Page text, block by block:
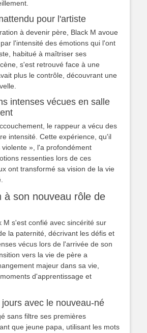
pour l'artiste
à devenir père, Black M avoue
l'intensité des émotions qui l'ont
habitué à maîtriser ses
s'est retrouvé face à une
plus le contrôle, découvrant une
intenses vécues en salle
le rappeur a vécu des
intensité. Cette expérience, qu'il
», l'a profondément
ressenties lors de ces
ont transformé sa vision de la vie
à son nouveau rôle de
M s'est confié avec sincérité sur
la paternité, décrivant les défis et
vécus lors de l'arrivée de son
vers la vie de père a
majeur dans sa vie,
d'apprentissage et
avec le nouveau-né
sans filtre ses premières
que jeune papa, utilisant les mots